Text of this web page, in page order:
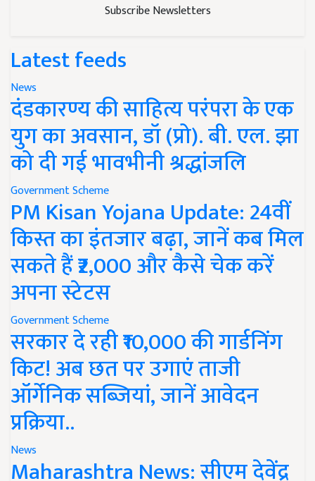
Subscribe Newsletters
Latest feeds
News
दंडकारण्य की साहित्य परंपरा के एक
युग का अवसान, डॉ (प्रो). बी. एल. झा
को दी गई भावभीनी श्रद्धांजलि
Government Scheme
PM Kisan Yojana Update: 24वीं
किस्त का इंतजार बढ़ा, जानें कब मिल
सकते हैं ₹2,000 और कैसे चेक करें
अपना स्टेटस
Government Scheme
सरकार दे रही ₹10,000 की गार्डनिंग
किट! अब छत पर उगाएं ताजी
ऑर्गेनिक सब्जियां, जानें आवेदन
प्रक्रिया..
News
Maharashtra News: सीएम देवेंद्र